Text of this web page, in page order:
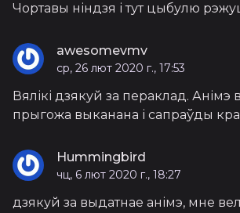
Чортавы ніндзя і тут цыбулю
awesomevmv
ср, 26 лют 2020 г., 17:53
Вялікі дзякуй за пераклад. Анімэ
прыгожа выканана і сапраўды
Hummingbird
чц, 6 лют 2020 г., 18:27
дзякуй за выдатнае анімэ, мне